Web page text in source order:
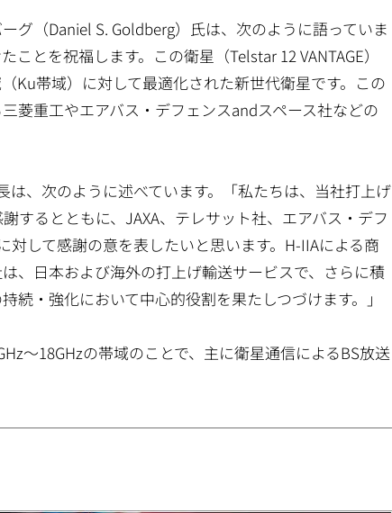
グ（Daniel S. Goldberg）氏は、次のように語っていま
とを祝福します。この衛星（Telstar 12 VANTAGE）
Ku帯域）に対して最適化された新世代衛星です。この
菱重工やエアバス・デフェンスandスペース社などの
、次のように述べています。「私たちは、当社打上げ
するとともに、JAXA、テレサット社、エアバス・デフ
して感謝の意を表したいと思います。H-IIAによる商
、日本および海外の打上げ輸送サービスで、さらに積
・強化において中心的役割を果たしつづけます。」
～18GHzの帯域のことで、主に衛星通信によるBS放送